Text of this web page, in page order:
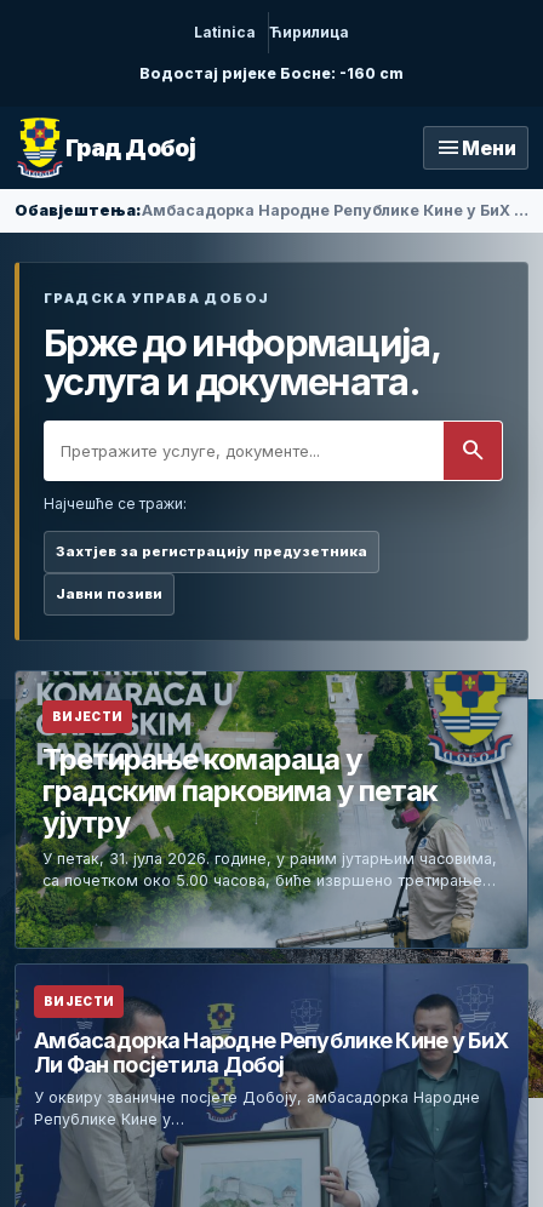
Latinica Ћирилица
Водостај ријеке Босне: -160 cm
Град Добој menu Мени
Обавјештења: Амбасадорка Народне Републике Кине у БиХ Ли Фан посјетила Добој
ГРАДСКА УПРАВА ДОБОЈ
Брже до информација,
услуга и докумената.
search
Најчешће се тражи:
Захтјев за регистрацију предузетника
Јавни позиви
ВИЈЕСТИ
Третирање комараца у
градским парковима у петак
ујутру
У петак, 31. јула 2026. године, у раним јутарњим часовима,
са почетком око 5.00 часова, биће извршено третирање…
ВИЈЕСТИ
Амбасадорка Народне Републике Кине у БиХ
Ли Фан посјетила Добој
У оквиру званичне посјете Добоју, амбасадорка Народне
Републике Кине у…